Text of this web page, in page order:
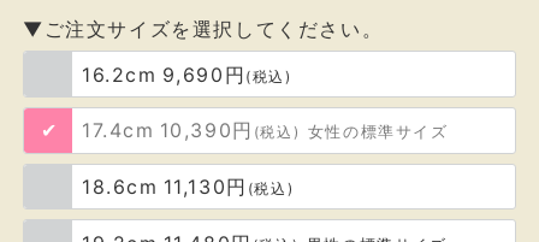
▼ご注文サイズを選択してください。
16.2cm 9,690円 (税込)
17.4cm 10,390円 (税込) 女性の標準サイズ
18.6cm 11,130円 (税込)